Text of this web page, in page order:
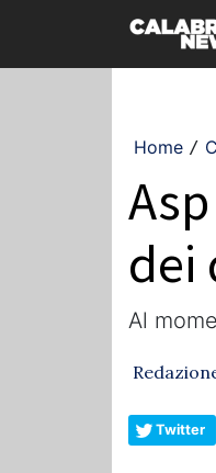
Home /
dei
Al
Twitter